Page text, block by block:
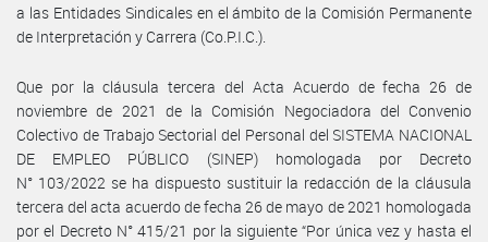
a las Entidades Sindicales en el ámbito de la Comisión Permanente
de Interpretación y Carrera (Co.P.I.C.).
Que por la cláusula tercera del Acta Acuerdo de fecha 26 de
noviembre de 2021 de la Comisión Negociadora del Convenio
Colectivo de Trabajo Sectorial del Personal del SISTEMA NACIONAL
DE EMPLEO PÚBLICO (SINEP) homologada por Decreto
N° 103/2022 se ha dispuesto sustituir la redacción de la cláusula
tercera del acta acuerdo de fecha 26 de mayo de 2021 homologada
por el Decreto N° 415/21 por la siguiente “Por única vez y hasta el